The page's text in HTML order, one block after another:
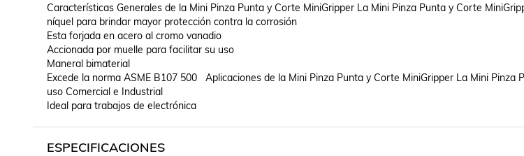
Características Generales de la Mini Pinza Punta y Corte MiniGripper La Mini Pinza Punta y Corte
níquel para brindar mayor protección contra la corrosión
Esta forjada en acero al cromo vanadio
Accionada por muelle para facilitar su uso
Maneral bimaterial
Excede la norma ASME B107 500   Aplicaciones de la Mini Pinza Punta y Corte MiniGripper La Mini Pinza
uso Comercial e Industrial
Ideal para trabajos de electrónica
ESPECIFICACIONES